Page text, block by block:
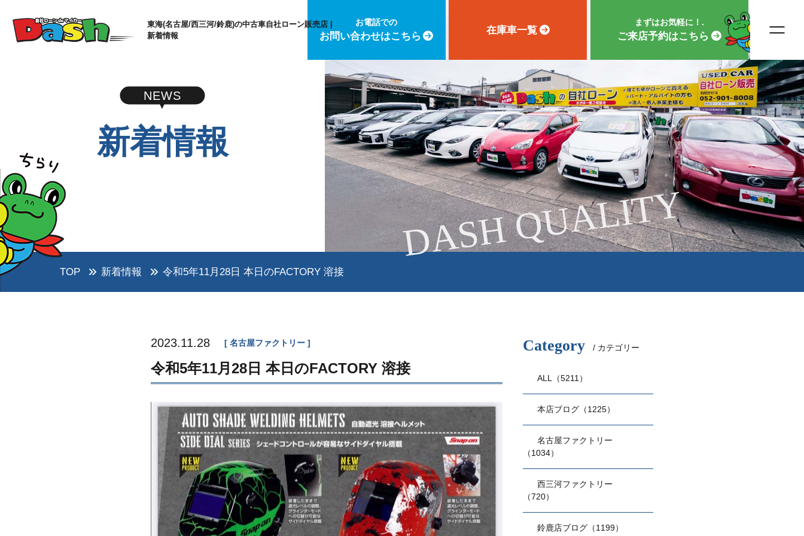
東海(名古屋/西三河/鈴鹿)の中古車自社ローン販売店 |
新着情報
お電話での
お問い合わせはこちら
在庫車一覧
まずはお気軽に！.
ご来店予約はこちら
DASH QUALITY
NEWS
新着情報
TOP 新着情報 令和5年11月28日 本日のFACTORY 溶接
2023.11.28 名古屋ファクトリー
令和5年11月28日 本日のFACTORY 溶接
Category / カテゴリー
ALL（5211）
本店ブログ（1225）
名古屋ファクトリー
（1034）
西三河ファクトリー
（720）
鈴鹿店ブログ（1199）